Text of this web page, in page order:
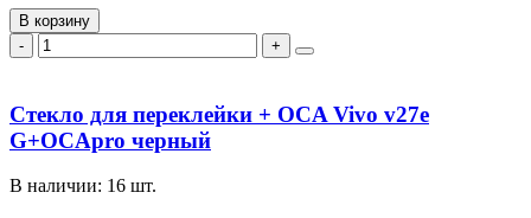
В корзину
-
+
Стекло для переклейки + OCA Vivo v27e
G+OCApro черный
В наличии: 16 шт.